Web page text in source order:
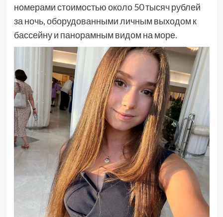
номерами стоимостью около 50 тысяч рублей
за ночь, оборудованными личным выходом к
бассейну и панорамным видом на море.